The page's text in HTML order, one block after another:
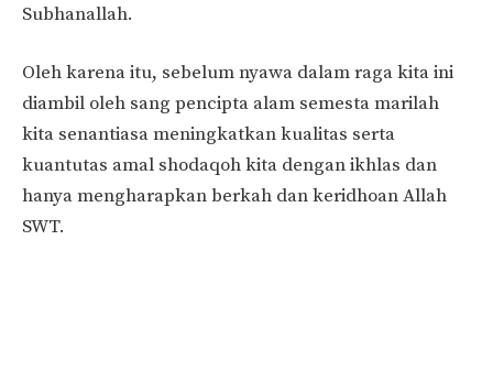
Subhanallah.
Oleh karena itu, sebelum nyawa dalam raga kita ini
diambil oleh sang pencipta alam semesta marilah
kita senantiasa meningkatkan kualitas serta
kuantutas amal shodaqoh kita dengan ikhlas dan
hanya mengharapkan berkah dan keridhoan Allah
SWT.